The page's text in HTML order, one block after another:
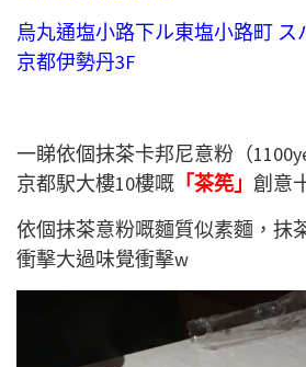
烏丸通塩小路下ル東塩小路町 ス
京都伊勢丹3F
一睇依個抹茶卡邦尼意粉（
京都駅大樓10樓嘅 「茶筅」 創意
依個抹茶意粉嘅麵質似素麵，抹
衝擊大過味覺衝擊w